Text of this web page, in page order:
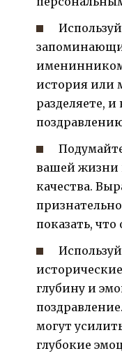
история или
разделяете,
вашей жизни
качества.
показать,
глубину и
могут
глубокие